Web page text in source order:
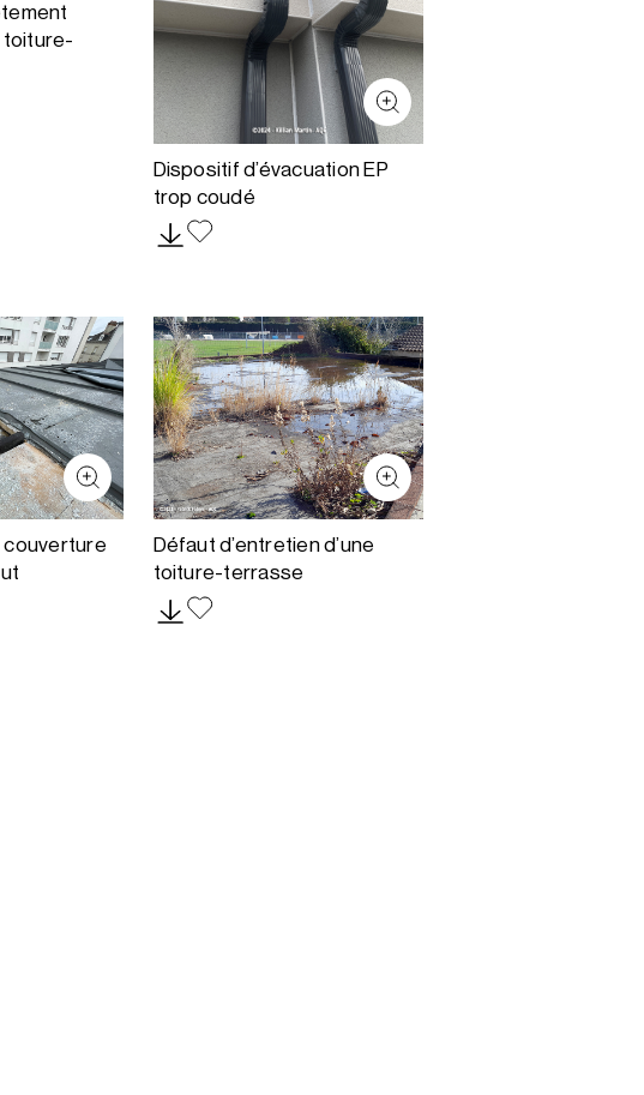
toiture-
Dispositif d’évacuation EP
trop coudé
couverture
Défaut d’entretien d’une
toiture-terrasse